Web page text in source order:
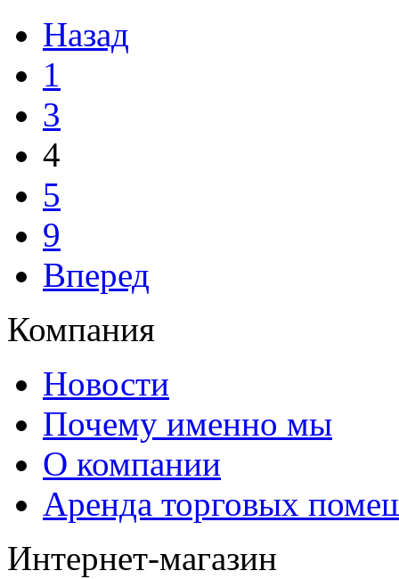
Назад
1
3
4
5
9
Вперед
Компания
Новости
Почему именно мы
О компании
Аренда торговых
Интернет-магазин